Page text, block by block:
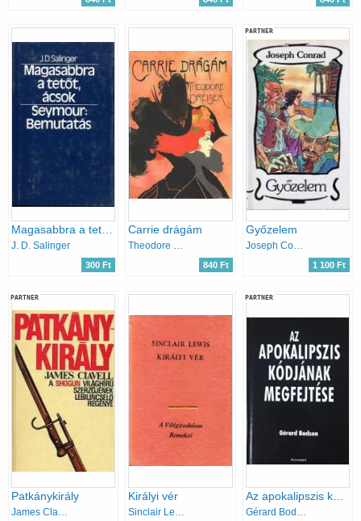
Magasabbra a tetőt, ácsok - Seymour: bemutatás
J. D. Salinger
300 Ft
Carrie drágám
Theodore Dreiser
840 Ft
PARTNER
Győzelem
Joseph Conrad
1 100 Ft
PARTNER
Patkánykirály
James Clavell
Királyi vér
Sinclair Lewis
PARTNER
Az apokalipszis kódjának megfejtése
Gérard Bodson